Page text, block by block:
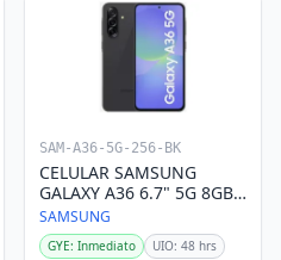
SAM-A36-5G-256-BK
CELULAR SAMSUNG
GALAXY A36 6.7" 5G 8GB
256GB NEGRO DS
SAMSUNG
GYE: Inmediato UIO: 48 hrs